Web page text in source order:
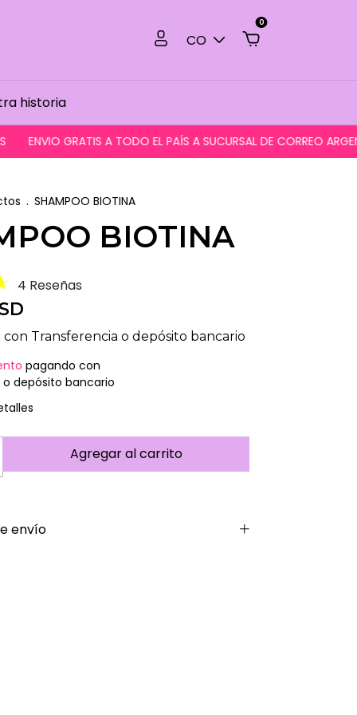
CO
0
historia
GRATIS A TODO EL PAÍS A SUCURSAL DE CORREO ARGENTINO
. SHAMPOO BIOTINA
BIOTINA
4 Reseñas
con Transferencia o depósito bancario
pagando con
depósito bancario
envío